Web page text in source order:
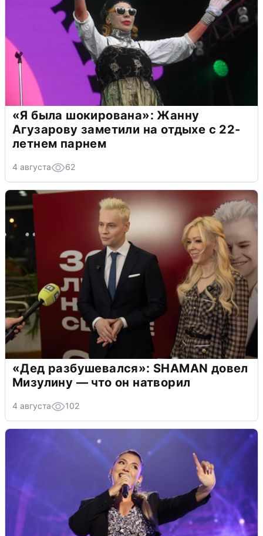
«Я была шокирована»: Жанну
Агузарову заметили на отдыхе с 22-
летнем парнем
4 августа 62
«Дед разбушевался»: SHAMAN довел
Мизулину — что он натворил
4 августа 102